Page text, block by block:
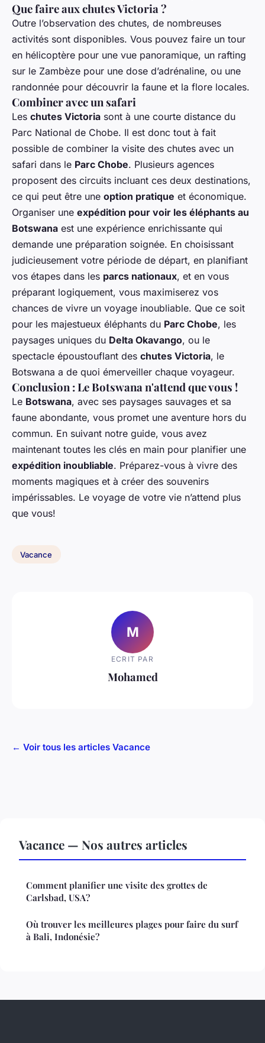
Que faire aux chutes Victoria ?
Outre l’observation des chutes, de nombreuses
activités sont disponibles. Vous pouvez faire un tour
en hélicoptère pour une vue panoramique, un rafting
sur le Zambèze pour une dose d’adrénaline, ou une
randonnée pour découvrir la faune et la flore locales.
Combiner avec un safari
Les chutes Victoria sont à une courte distance du
Parc National de Chobe. Il est donc tout à fait
possible de combiner la visite des chutes avec un
safari dans le Parc Chobe. Plusieurs agences
proposent des circuits incluant ces deux destinations,
ce qui peut être une option pratique et économique.
Organiser une expédition pour voir les éléphants au
Botswana est une expérience enrichissante qui
demande une préparation soignée. En choisissant
judicieusement votre période de départ, en planifiant
vos étapes dans les parcs nationaux, et en vous
préparant logiquement, vous maximiserez vos
chances de vivre un voyage inoubliable. Que ce soit
pour les majestueux éléphants du Parc Chobe, les
paysages uniques du Delta Okavango, ou le
spectacle époustouflant des chutes Victoria, le
Botswana a de quoi émerveiller chaque voyageur.
Conclusion : Le Botswana n'attend que vous !
Le Botswana, avec ses paysages sauvages et sa
faune abondante, vous promet une aventure hors du
commun. En suivant notre guide, vous avez
maintenant toutes les clés en main pour planifier une
expédition inoubliable. Préparez-vous à vivre des
moments magiques et à créer des souvenirs
impérissables. Le voyage de votre vie n’attend plus
que vous!
Vacance
M
ECRIT PAR
Mohamed
← Voir tous les articles Vacance
Vacance — Nos autres articles
Comment planifier une visite des grottes de
Carlsbad, USA?
Où trouver les meilleures plages pour faire du surf
à Bali, Indonésie?